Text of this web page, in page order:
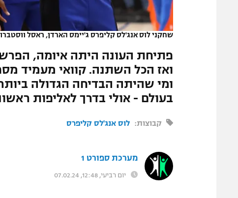
תגיות
המגזין
שחקני לוס אנג'לס קליפרס ג'יימס הארדן, ראסל
פתיחת העונה היתה איומה,
ומי שהיתה הבדיחה הגדולה
בעולם - אולי בדרך לאליפות
קבוצות: לוס אנג'לס קליפרס
מערכת ספורט 1
יום רביעי, 12:48, 07.02.24